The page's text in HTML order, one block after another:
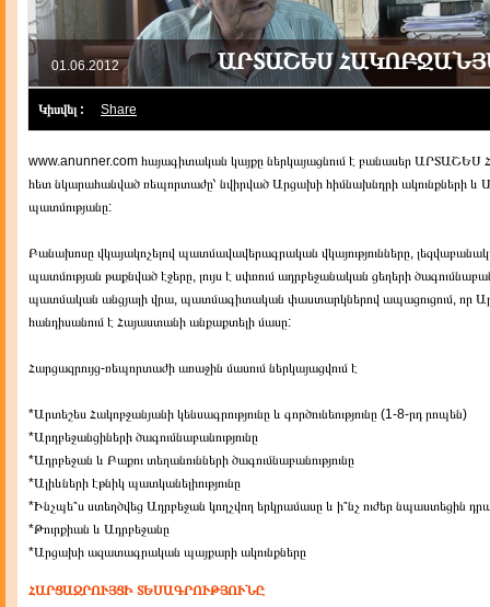
01.06.2012 ԱՐՏԱՇԵՍ
Կիսվել : Share
www.anunner.com հայագիտական կայքը ներկայացնում է բանասեր
հետ նկարահանված ռեպորտաժը՝ նվիրված Արցախի հիմնախնդրի ակունքների և
պատմությանը:
Բանախոսը վկայակոչելով պատմավավերագրական վկայությունները,
պատմության թաքնված էջերը, լույս է սփռում ադրբեջանական ցեղերի
պատմական անցյալի վրա, պատմագիտական փաստարկներով ապացուցում, որ
հանդիսանում է Հայաստանի անքաքտելի մասը:
Հարցազրույց-ռեպորտաժի առաջին մասում ներկայացվում է
*Արտեշես Հակոբջանյանի կենսագրությունը և գործունեությունը (1-8-րդ րոպեն)
*Արդբեջանցիների ծագումնաբանությունը
*Ադրբեջան և Բաքու տեղանունների ծագումնաբանությունը
*Ալիևների էթնիկ պատկանելիությունը
*Ինչպե՞ս ստեղծվեց Ադրբեջան կողչվող երկրամասը և ի՞նչ ուժեր նպաստեցին
*Թուրքիան և Ադրբեջանը
*Արցախի ազատագրական պայքարի ակունքները
ՀԱՐՑԱԶՐՈՒՅՑԻ ՏԵՍԱԳՐՈՒԹՅՈՒՆԸ